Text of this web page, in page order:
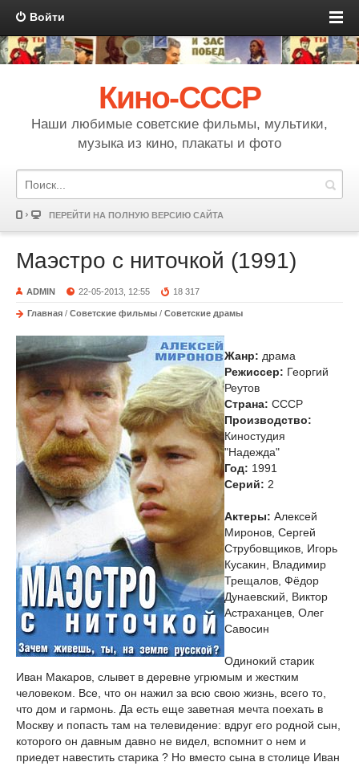
Войти
Кино-СССР
Наши любимые советские фильмы, мультики,
музыка из кино, плакаты и фото
ПЕРЕЙТИ НА ПОЛНУЮ ВЕРСИЮ САЙТА
Маэстро с ниточкой (1991)
ADMIN 22-05-2013, 12:55 18 317
Главная / Советские фильмы / Советские драмы
Жанр: драма
Режиссер: Георгий
Реутов
Страна: СССР
Производство:
Киностудия
"Надежда"
Год: 1991
Cерий: 2
Актеры: Алексей
Миронов, Сергей
Струбовщиков, Игорь
Кусакин, Владимир
Трещалов, Фёдор
Дунаевский, Виктор
Астраханцев, Олег
Савосин
Одинокий старик
Иван Макаров, слывет в деревне угрюмым и жестким
человеком. Все, что он нажил за всю свою жизнь, всего то,
что дом и гармонь. Да есть еще заветная мечта поехать в
Москву и попасть там на телевидение: вдруг его родной сын,
которого он давным давно не видел, вспомнит о нем и
приедет навестить старика ? Но вместо сына в столице Иван